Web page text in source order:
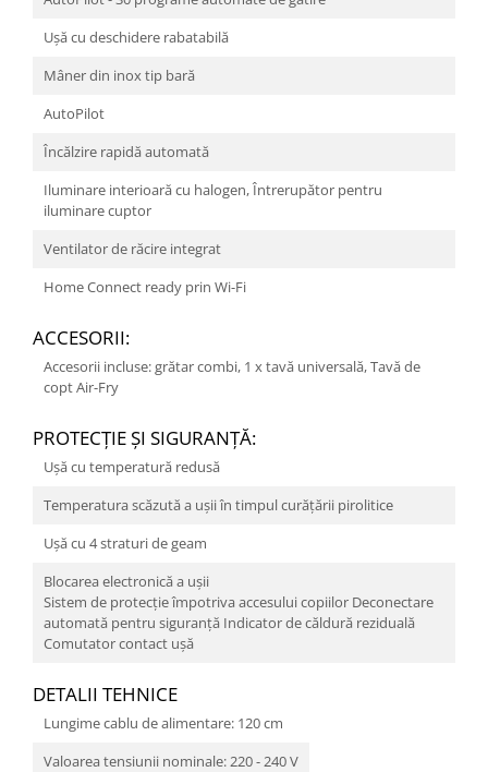
Uşă cu deschidere rabatabilă
Mâner din inox tip bară
AutoPilot
Încălzire rapidă automată
Iluminare interioară cu halogen, Întrerupător pentru
iluminare cuptor
Ventilator de răcire integrat
Home Connect ready prin Wi-Fi
ACCESORII:
Accesorii incluse: grătar combi, 1 x tavă universală, Tavă de
copt Air-Fry
PROTECŢIE ŞI SIGURANŢĂ:
Uşă cu temperatură redusă
Temperatura scăzută a ușii în timpul curățării pirolitice
Uşă cu 4 straturi de geam
Blocarea electronică a uşii
Sistem de protecţie împotriva accesului copiilor Deconectare
automată pentru siguranţă Indicator de căldură reziduală
Comutator contact uşă
DETALII TEHNICE
Lungime cablu de alimentare: 120 cm
Valoarea tensiunii nominale: 220 - 240 V